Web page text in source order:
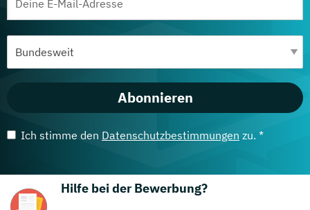
Abonnieren
Ich stimme den Datenschutzbestimmungen zu. *
Hilfe bei der Bewerbung?